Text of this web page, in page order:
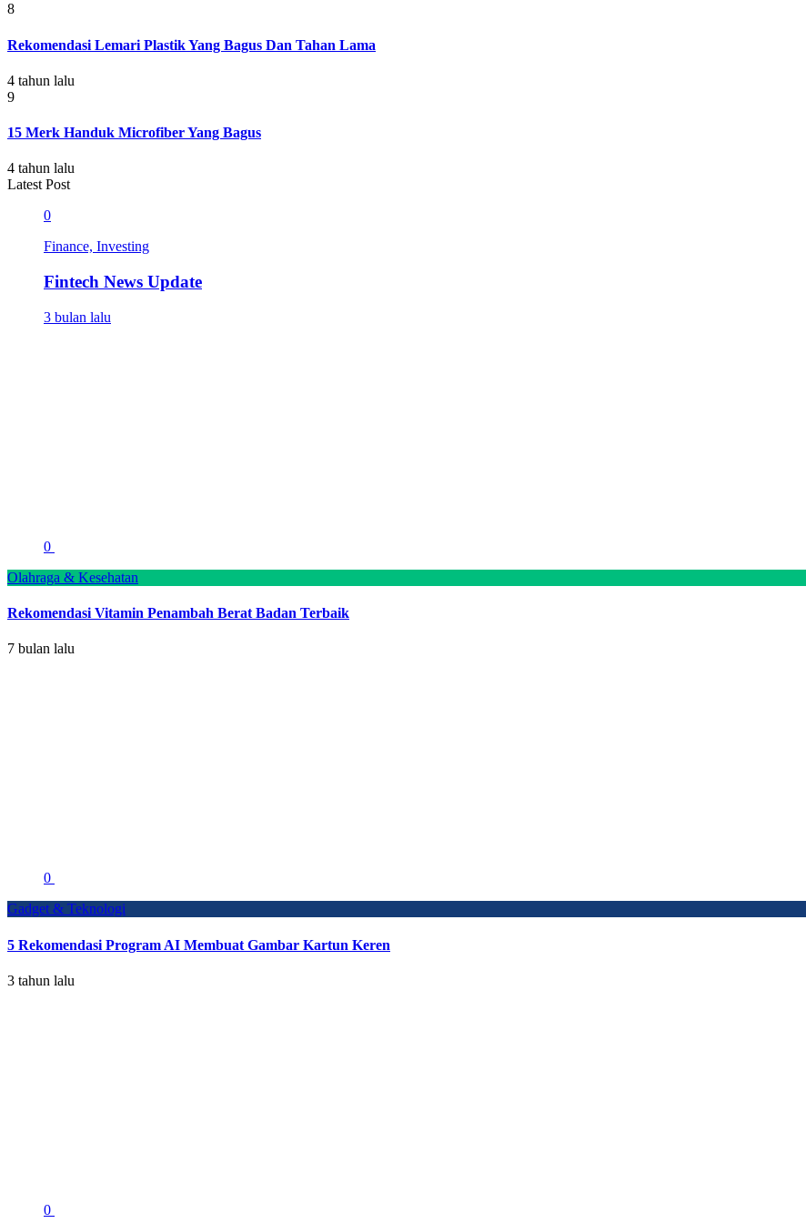
8
Rekomendasi Lemari Plastik Yang Bagus Dan Tahan Lama
4 tahun lalu
9
15 Merk Handuk Microfiber Yang Bagus
4 tahun lalu
Latest Post
0
Finance, Investing
Fintech News Update
3 bulan lalu
0
Olahraga & Kesehatan
Rekomendasi Vitamin Penambah Berat Badan Terbaik
7 bulan lalu
0
Gadget & Teknologi
5 Rekomendasi Program AI Membuat Gambar Kartun Keren
3 tahun lalu
0